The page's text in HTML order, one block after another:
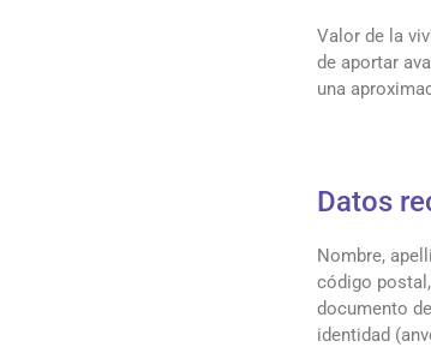
Valor de la
de aportar
una
Datos
Nombre,
código
documento
identidad